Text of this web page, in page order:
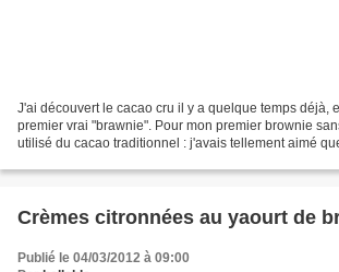
J'ai découvert le cacao cru il y a quelque temps déjà,
premier vrai "brawnie". Pour mon premier brownie
utilisé du cacao traditionnel : j'avais tellement aimé
Crèmes citronnées au yaourt de
Publié le 04/03/2012 à 09:00